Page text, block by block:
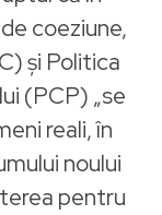
coeziune,
și Politica
(PCP) „se
reali, în
noului
pentru